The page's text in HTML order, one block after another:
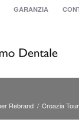
GARANZIA
Rebrand / Croazia Tour